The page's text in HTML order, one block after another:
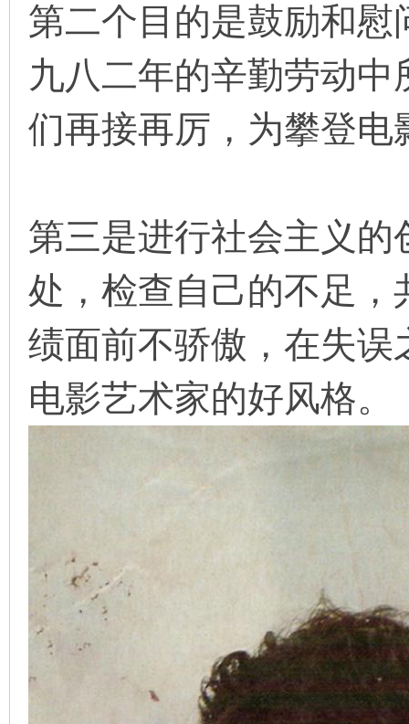
第二个目的是鼓励和
九八二年的辛勤劳动
们再接再厉，为攀登
第三是进行社会主义
处，检查自己的不足
绩面前不骄傲，在失
电影艺术家的好风格。